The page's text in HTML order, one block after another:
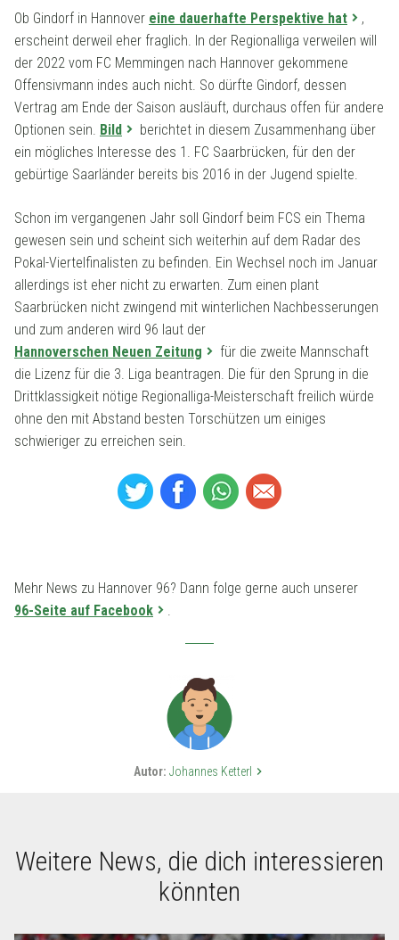
Ob Gindorf in Hannover eine dauerhafte Perspektive hat
,
erscheint derweil eher fraglich. In der Regionalliga verweilen will
der 2022 vom FC Memmingen nach Hannover gekommene
Offensivmann indes auch nicht. So dürfte Gindorf, dessen
Vertrag am Ende der Saison ausläuft, durchaus offen für andere
Optionen sein. Bild
berichtet in diesem Zusammenhang über
ein mögliches Interesse des 1. FC Saarbrücken, für den der
gebürtige Saarländer bereits bis 2016 in der Jugend spielte.
Schon im vergangenen Jahr soll Gindorf beim FCS ein Thema
gewesen sein und scheint sich weiterhin auf dem Radar des
Pokal-Viertelfinalisten zu befinden. Ein Wechsel noch im Januar
allerdings ist eher nicht zu erwarten. Zum einen plant
Saarbrücken nicht zwingend mit winterlichen Nachbesserungen
und zum anderen wird 96 laut der
Hannoverschen Neuen Zeitung
für die zweite Mannschaft
die Lizenz für die 3. Liga beantragen. Die für den Sprung in die
Drittklassigkeit nötige Regionalliga-Meisterschaft freilich würde
ohne den mit Abstand besten Torschützen um einiges
schwieriger zu erreichen sein.
Mehr News zu Hannover 96? Dann folge gerne auch unserer
96-Seite auf Facebook
Autor: Johannes Ketterl keyboard_arrow_right
Weitere News, die dich interessieren
könnten